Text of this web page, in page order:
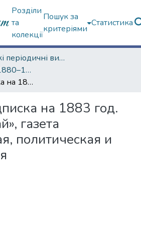
Розділи
та
колекції
Пошук за
критеріями
Статистика
Харківські періодичні видання
"Южный край" (1880–1919 гг.)
Открыта подписка на 1883 год. «Южный Край», газета общественная, политическая и литературная
на 1883 год.
газета
политическая и